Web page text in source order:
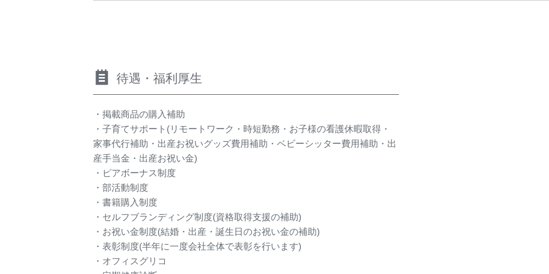
待遇・福利厚生
・掲載商品の購入補助
・子育てサポート(リモートワーク・時短勤務・お子様の看護休暇取得・
家事代行補助・出産お祝いグッズ費用補助・ベビーシッター費用補助・出
産手当金・出産お祝い金)
・ピアボーナス制度
・部活動制度
・書籍購入制度
・セルフブランディング制度(資格取得支援の補助)
・お祝い金制度(結婚・出産・誕生日のお祝い金の補助)
・表彰制度(半年に一度会社全体で表彰を行います)
・オフィスグリコ